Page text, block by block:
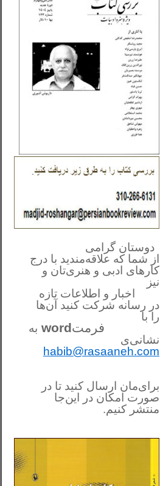
دوستان گرامی
از شما که علاقه‌مندید با درج
کارهای‌ ادبی و هنری‌تان و
نیز
اخبار و اطلاعات تازه
در رسانه شرکت کنید آن‌ها
را با
فرمتword به
نشانی‌ی
habib@rasaaneh.com
برای‌مان ارسال کنید تا در
صورت امکان در این‌جا
منتشر کنیم.